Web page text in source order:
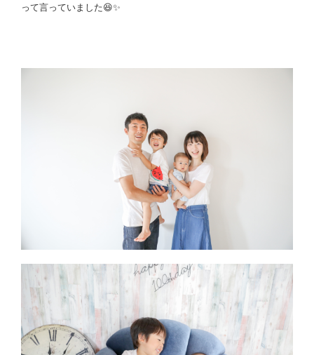
って言っていました😆✨